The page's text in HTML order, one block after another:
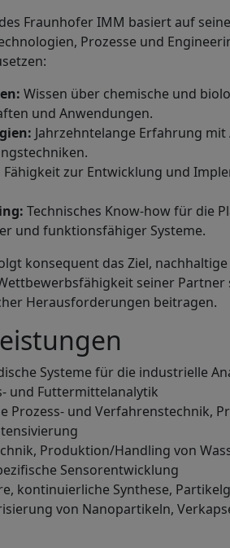
Fraunhofer IMM basiert auf
Prozesse und
Wissen über chemische und
und Anwendungen.
Jahrzehntelange Erfahrung
Fähigkeit zur Entwicklung und
Technisches Know-how für die
und funktionsfähiger Systeme.
konsequent das Ziel,
seiner
Herausforderungen beitragen.
Systeme für die industrielle
und Futtermittelanalytik
Prozess- und Verfahrenstechnik,
Produktion/Handling von
Sensorentwicklung
kontinuierliche Synthese,
von Nanopartikeln,